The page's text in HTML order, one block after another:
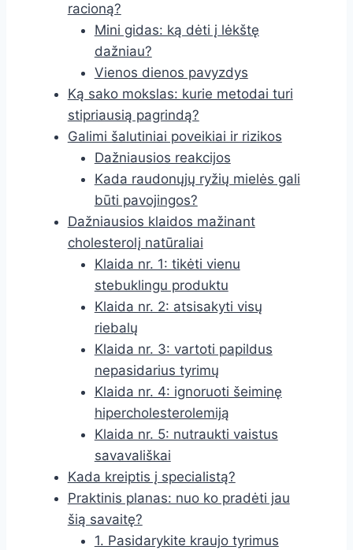
racioną?
Mini gidas: ką dėti į lėkštę
dažniau?
Vienos dienos pavyzdys
Ką sako mokslas: kurie metodai turi
stipriausią pagrindą?
Galimi šalutiniai poveikiai ir rizikos
Dažniausios reakcijos
Kada raudonųjų ryžių mielės gali
būti pavojingos?
Dažniausios klaidos mažinant
cholesterolį natūraliai
Klaida nr. 1: tikėti vienu
stebuklingu produktu
Klaida nr. 2: atsisakyti visų
riebalų
Klaida nr. 3: vartoti papildus
nepasidarius tyrimų
Klaida nr. 4: ignoruoti šeiminę
hipercholesterolemiją
Klaida nr. 5: nutraukti vaistus
savavališkai
Kada kreiptis į specialistą?
Praktinis planas: nuo ko pradėti jau
šią savaitę?
1. Pasidarykite kraujo tyrimus